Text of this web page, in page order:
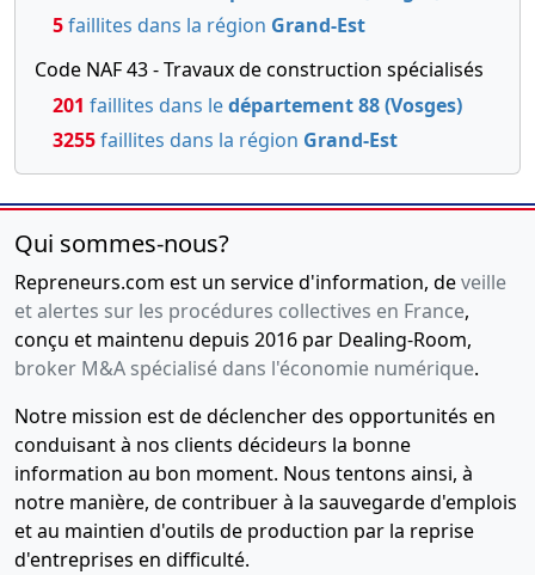
5faillites dans la région Grand-Est
Code NAF 43 - Travaux de construction spécialisés
201 faillites dans ledépartement 88 (Vosges)
3255faillites dans la région Grand-Est
Qui sommes-nous?
Repreneurs.com est un service d'information, deveille
et alertes sur les procédures collectives en France,
conçu et maintenu depuis 2016 par Dealing-Room,
broker M&A spécialisé dans l'économie numérique.
Notre mission est de déclencher des opportunités en
conduisant à nos clients décideurs la bonne
information au bon moment. Nous tentons ainsi, à
notre manière, de contribuer à la sauvegarde d'emplois
et au maintien d'outils de production par la reprise
d'entreprises en difficulté.